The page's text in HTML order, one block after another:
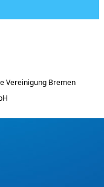
Vereinigung Bremen